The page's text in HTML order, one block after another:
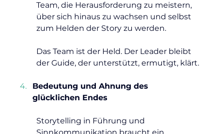
Team, die Herausforderung zu meistern,
über sich hinaus zu wachsen und selbst
zum Helden der Story zu werden.
Das Team ist der Held. Der Leader bleibt
der Guide, der unterstützt, ermutigt, klärt.
Bedeutung und Ahnung des
glücklichen Endes
Storytelling in Führung und